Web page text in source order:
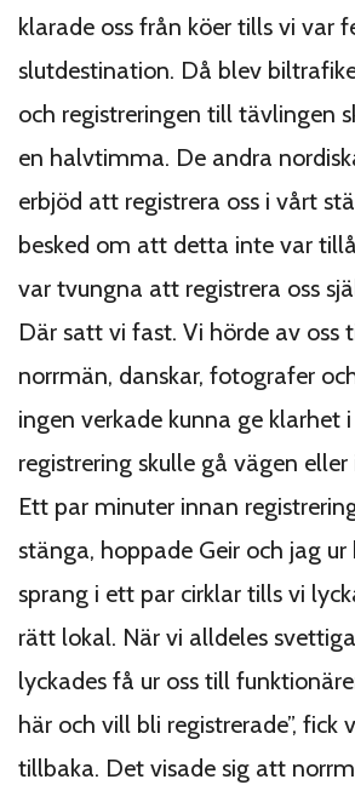
klarade oss från köer tills vi var
slutdestination. Då blev
och registreringen till tävlingen
en halvtimma. De andra
erbjöd att registrera oss i vårt
besked om att detta inte var
var tvungna att registrera oss
Där satt vi fast. Vi hörde av oss
norrmän, danskar, fotografer
ingen verkade kunna ge klarhet
registrering skulle gå vägen eller
Ett par minuter innan
stänga, hoppade Geir och jag ur
sprang i ett par cirklar tills vi
rätt lokal. När vi alldeles
lyckades få ur oss till
här och vill bli registrerade”, fick
tillbaka. Det visade sig att